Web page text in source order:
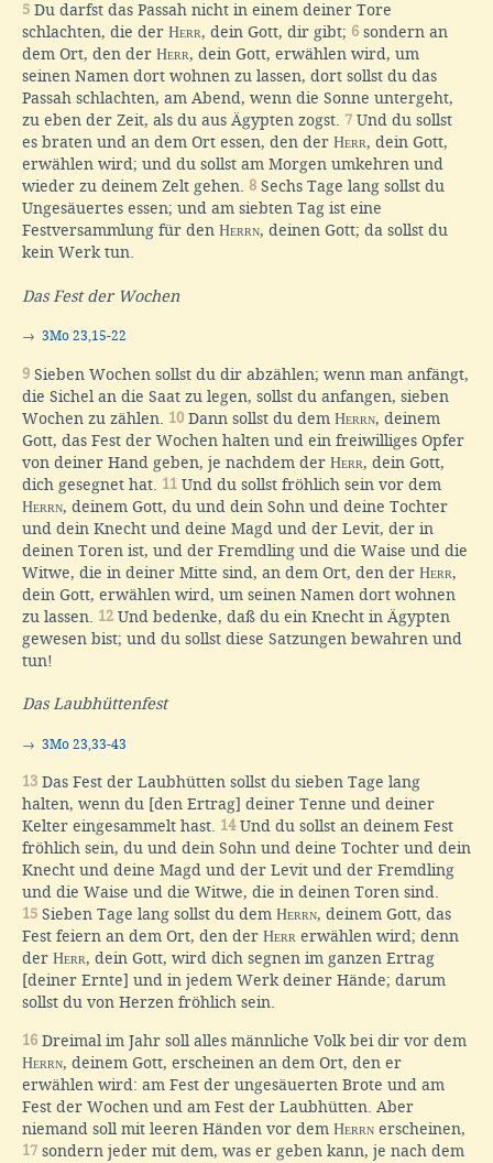
5 Du darfst das Passah nicht in einem deiner Tore
schlachten, die der Herr, dein Gott, dir gibt; 6 sondern an
dem Ort, den der Herr, dein Gott, erwählen wird, um
seinen Namen dort wohnen zu lassen, dort sollst du das
Passah schlachten, am Abend, wenn die Sonne untergeht,
zu eben der Zeit, als du aus Ägypten zogst. 7 Und du sollst
es braten und an dem Ort essen, den der Herr, dein Gott,
erwählen wird; und du sollst am Morgen umkehren und
wieder zu deinem Zelt gehen. 8 Sechs Tage lang sollst du
Ungesäuertes essen; und am siebten Tag ist eine
Festversammlung für den Herrn, deinen Gott; da sollst du
kein Werk tun.
Das Fest der Wochen
→ 3Mo 23,15-22
9 Sieben Wochen sollst du dir abzählen; wenn man anfängt,
die Sichel an die Saat zu legen, sollst du anfangen, sieben
Wochen zu zählen. 10 Dann sollst du dem Herrn, deinem
Gott, das Fest der Wochen halten und ein freiwilliges Opfer
von deiner Hand geben, je nachdem der Herr, dein Gott,
dich gesegnet hat. 11 Und du sollst fröhlich sein vor dem
Herrn, deinem Gott, du und dein Sohn und deine Tochter
und dein Knecht und deine Magd und der Levit, der in
deinen Toren ist, und der Fremdling und die Waise und die
Witwe, die in deiner Mitte sind, an dem Ort, den der Herr,
dein Gott, erwählen wird, um seinen Namen dort wohnen
zu lassen. 12 Und bedenke, daß du ein Knecht in Ägypten
gewesen bist; und du sollst diese Satzungen bewahren und
tun!
Das Laubhüttenfest
→ 3Mo 23,33-43
13 Das Fest der Laubhütten sollst du sieben Tage lang
halten, wenn du [den Ertrag] deiner Tenne und deiner
Kelter eingesammelt hast. 14Und du sollst an deinem Fest
fröhlich sein, du und dein Sohn und deine Tochter und dein
Knecht und deine Magd und der Levit und der Fremdling
und die Waise und die Witwe, die in deinen Toren sind.
15 Sieben Tage lang sollst du dem Herrn, deinem Gott, das
Fest feiern an dem Ort, den der Herr erwählen wird; denn
der Herr, dein Gott, wird dich segnen im ganzen Ertrag
[deiner Ernte] und in jedem Werk deiner Hände; darum
sollst du von Herzen fröhlich sein.
16 Dreimal im Jahr soll alles männliche Volk bei dir vor dem
Herrn, deinem Gott, erscheinen an dem Ort, den er
erwählen wird: am Fest der ungesäuerten Brote und am
Fest der Wochen und am Fest der Laubhütten. Aber
niemand soll mit leeren Händen vor dem Herrn erscheinen,
17 sondern jeder mit dem, was er geben kann, je nach dem